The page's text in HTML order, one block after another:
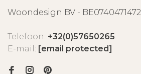
Woondesign BV - BE0740471472
Telefoon: +32(0)57650265
E-mail: [email protected]